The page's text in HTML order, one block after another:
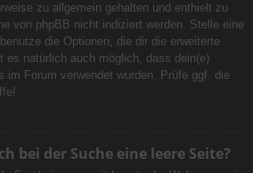
zu allgemein gehalten und enthielt zu
von phpBB nicht indiziert werden. Stelle eine
die Optionen, die dir die erweiterte
es natürlich auch möglich, dass dein(e)
im Forum verwendet wurden. Prüfe ggf. die
bei der Suche eine leere Seite?